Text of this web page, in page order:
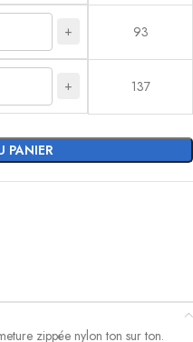
+ 93
+ 137
PANIER
zippée nylon ton sur ton.